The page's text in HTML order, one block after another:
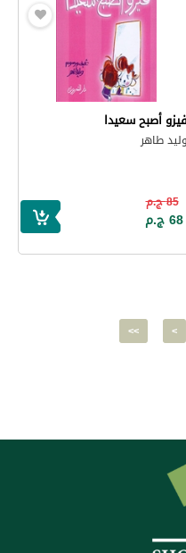
فيزو أصبح سعيدا
وليد طاهر
85 ج.م
68 ج.م
<< <